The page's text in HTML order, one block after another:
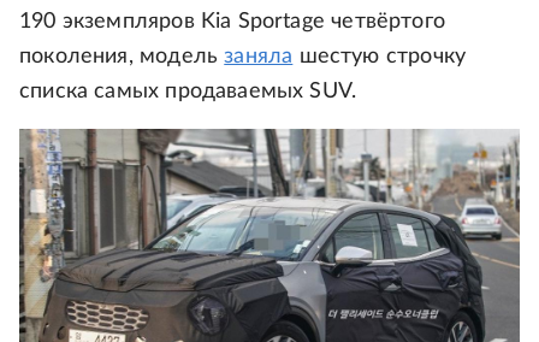
190 экземпляров Kia Sportage четвёртого
поколения, модельзаняла шестую строчку
списка самых продаваемых SUV.